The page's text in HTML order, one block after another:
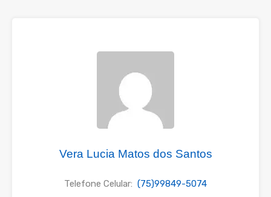
Vera Lucia Matos dos Santos
Telefone Celular: (75)99849-5074